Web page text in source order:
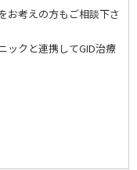
考えの方もご相談下さ
クと連携してGID治療